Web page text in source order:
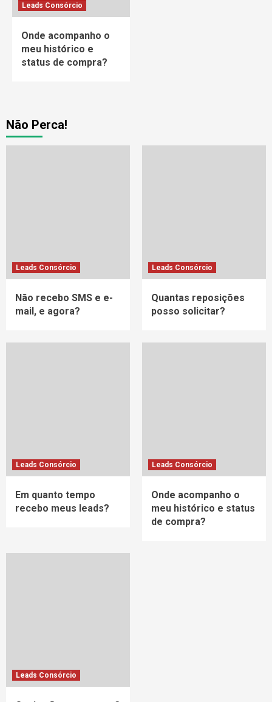
Leads Consórcio
Onde acompanho o
meu histórico e
status de compra?
Não Perca!
Leads Consórcio
Não recebo SMS e e-
mail, e agora?
Leads Consórcio
Quantas reposições
posso solicitar?
Leads Consórcio
Em quanto tempo
recebo meus leads?
Leads Consórcio
Onde acompanho o
meu histórico e status
de compra?
Leads Consórcio